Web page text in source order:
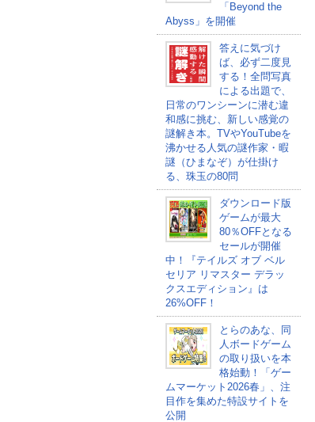
「Beyond the
Abyss」を開催
答えに気づけ
ば、必ず二度見
する！全問写真
による出題で、
日常のワンシーンに潜む違
和感に挑む、新しい感覚の
謎解き本。TVやYouTubeを
沸かせる人気の謎作家・暇
謎（ひまなぞ）が仕掛け
る、珠玉の80問
ダウンロード版
ゲームが最大
80％OFFとなる
セールが開催
中！『テイルズ オブ ベル
セリア リマスター デラッ
クスエディション』は
26%OFF！
とらのあな、同
人ボードゲーム
の取り扱いを本
格始動！「ゲー
ムマーケット2026春」、注
目作を集めた特設サイトを
公開